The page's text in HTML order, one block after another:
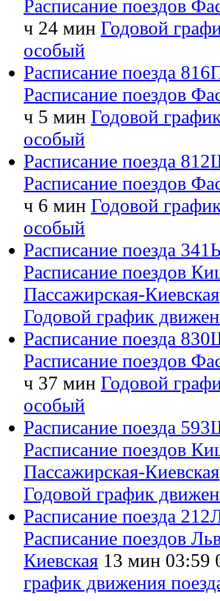
Расписание поездов
ч 24 мин Годовой
особый
Расписание поезда
Расписание поездов
ч 5 мин Годовой
особый
Расписание поезда
Расписание поездов
ч 6 мин Годовой
особый
Расписание поезда
Расписание поездов
Пассажирская-Киевская
Годовой график
Расписание поезда
Расписание поездов
ч 37 мин Годовой
особый
Расписание поезда
Расписание поездов
Пассажирская-Киевская
Годовой график
Расписание поезда
Расписание поездов
Киевская 13 мин 03:59
график движения